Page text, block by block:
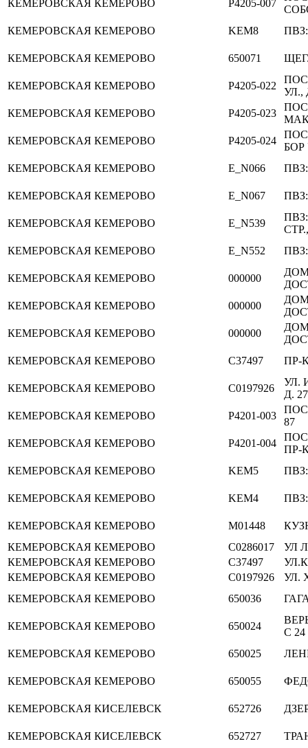
КЕМЕРОВСКАЯ КЕМЕРОВО P4205-007
КЕМЕРОВСКАЯ КЕМЕРОВО KEM8
КЕМЕРОВСКАЯ КЕМЕРОВО 650071
КЕМЕРОВСКАЯ КЕМЕРОВО P4205-022
УЛ.,
КЕМЕРОВСКАЯ КЕМЕРОВО P4205-023
КЕМЕРОВСКАЯ КЕМЕРОВО P4205-024
БОР
КЕМЕРОВСКАЯ КЕМЕРОВО E_N066
КЕМЕРОВСКАЯ КЕМЕРОВО E_N067
КЕМЕРОВСКАЯ КЕМЕРОВО E_N539
КЕМЕРОВСКАЯ КЕМЕРОВО E_N552
КЕМЕРОВСКАЯ КЕМЕРОВО 000000
КЕМЕРОВСКАЯ КЕМЕРОВО 000000
КЕМЕРОВСКАЯ КЕМЕРОВО 000000
КЕМЕРОВСКАЯ КЕМЕРОВО C37497 ПР-
КЕМЕРОВСКАЯ КЕМЕРОВО C0197926
УЛ.
Д.
КЕМЕРОВСКАЯ КЕМЕРОВО P4201-003
87
КЕМЕРОВСКАЯ КЕМЕРОВО P4201-004
ПР-
КЕМЕРОВСКАЯ КЕМЕРОВО KEM5
КЕМЕРОВСКАЯ КЕМЕРОВО KEM4
КЕМЕРОВСКАЯ КЕМЕРОВО M01448
КЕМЕРОВСКАЯ КЕМЕРОВО C0286017
УЛ
КЕМЕРОВСКАЯ КЕМЕРОВО C37497
КЕМЕРОВСКАЯ КЕМЕРОВО C0197926
УЛ.
КЕМЕРОВСКАЯ КЕМЕРОВО 650036
КЕМЕРОВСКАЯ КЕМЕРОВО 650024
С 24
КЕМЕРОВСКАЯ КЕМЕРОВО 650025
КЕМЕРОВСКАЯ КЕМЕРОВО 650055
КЕМЕРОВСКАЯ КИСЕЛЕВСК 652726
КЕМЕРОВСКАЯ КИСЕЛЕВСК 652727